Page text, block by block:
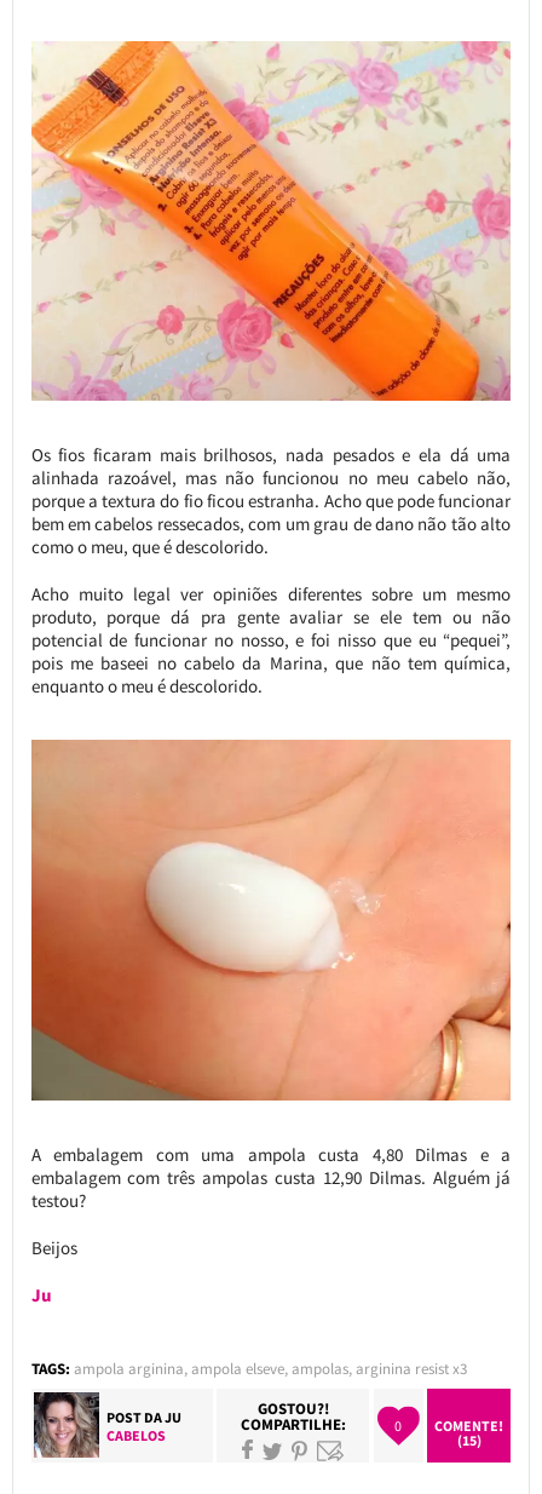
Os fios ficaram mais brilhosos, nada pesados e ela dá uma
alinhada razoável, mas não funcionou no meu cabelo não,
porque a textura do fio ficou estranha. Acho que pode funcionar
bem em cabelos ressecados, com um grau de dano não tão alto
como o meu, que é descolorido.
Acho muito legal ver opiniões diferentes sobre um mesmo
produto, porque dá pra gente avaliar se ele tem ou não
potencial de funcionar no nosso, e foi nisso que eu “pequei”,
pois me baseei no cabelo da Marina, que não tem química,
enquanto o meu é descolorido.
A embalagem com uma ampola custa 4,80 Dilmas e a
embalagem com três ampolas custa 12,90 Dilmas. Alguém já
testou?
Beijos
Ju
TAGS: ampola arginina,ampola elseve,ampolas,arginina resist x3
POST DAJU
CABELOS
GOSTOU?!
COMPARTILHE: 0
COMENTE!
(15)